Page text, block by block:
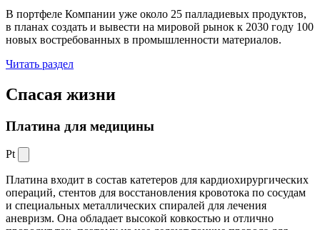
В портфеле Компании уже около 25 палладиевых продуктов,
в планах создать и вывести на мировой рынок к 2030 году 100
новых востребованных в промышленности материалов.
Читать раздел
Спасая жизни
Платина для медицины
Pt
Платина входит в состав катетеров для кардиохирургических
операций, стентов для восстановления кровотока по сосудам
и специальных металлических спиралей для лечения
аневризм. Она обладает высокой ковкостью и отлично